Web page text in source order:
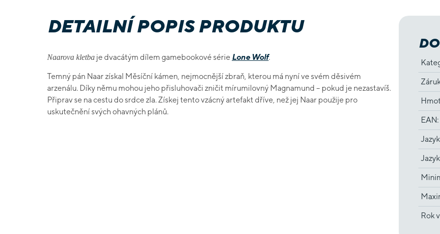
DETAILNÍ POPIS PRODUKTU
Naarova kletba je dvacátým dílem gamebookové série Lone Wolf.
Temný pán Naar získal Měsíční kámen, nejmocnější zbraň, kterou má nyní ve svém děsivém
arzenálu. Díky němu mohou jeho přisluhovači zničit mírumilovný Magnamund – pokud je nezastavíš.
Připrav se na cestu do srdce zla. Získej tento vzácný artefakt dříve, než jej Naar použije pro
uskutečnění svých ohavných plánů.
EAN:
Rok